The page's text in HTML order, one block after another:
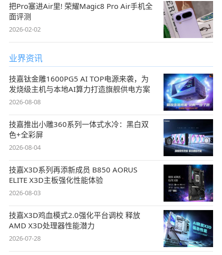
把Pro塞进Air里! 荣耀Magic8 Pro Air手机全
面评测
2026-02-02
业界资讯
技嘉钛金雕1600PG5 AI TOP电源来袭，为
发烧级主机与本地AI算力打造旗舰供电方案
2026-08-08
技嘉推出小雕360系列一体式水冷：黑白双
色+全彩屏
2026-08-04
技嘉X3D系列再添新成员 B850 AORUS
ELITE X3D主板强化性能体验
2026-08-03
技嘉X3D鸡血模式2.0强化平台调校 释放
AMD X3D处理器性能潜力
2026-07-28